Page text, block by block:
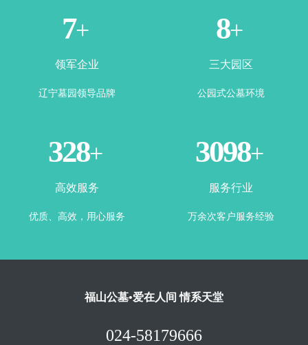
2+
领军企业
辽宁墓园领导品牌
4+
三大园区
公园式公墓环境
360+
高效服务
优质、高效，用心服务
3443+
服务行业
万余次客户服务经验
福山公墓•爱在人间 情系天堂
024-58179666